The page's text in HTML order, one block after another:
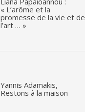
« L’arôme et la
promesse de la vie et de
l’art … »
Yannis Adamakis,
Restons à la maison